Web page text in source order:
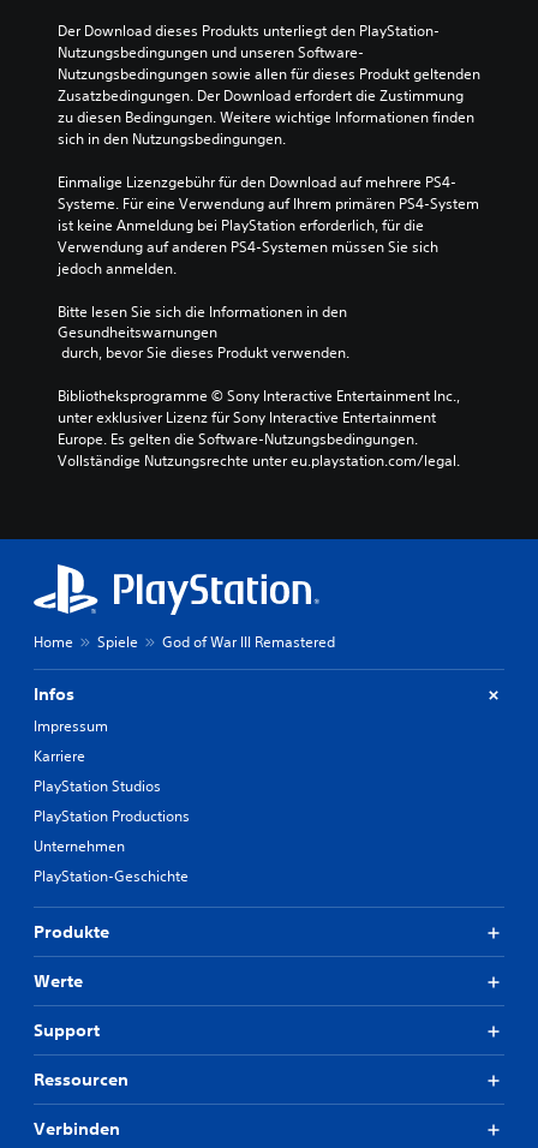
Der Download dieses Produkts unterliegt den PlayStation-
Nutzungsbedingungen und unseren Software-
Nutzungsbedingungen sowie allen für dieses Produkt geltenden
Zusatzbedingungen. Der Download erfordert die Zustimmung
zu diesen Bedingungen. Weitere wichtige Informationen finden
sich in den Nutzungsbedingungen.
Einmalige Lizenzgebühr für den Download auf mehrere PS4-
Systeme. Für eine Verwendung auf Ihrem primären PS4-System
ist keine Anmeldung bei PlayStation erforderlich, für die
Verwendung auf anderen PS4-Systemen müssen Sie sich
jedoch anmelden.
Bitte lesen Sie sich die Informationen in den
Gesundheitswarnungen
durch, bevor Sie dieses Produkt verwenden.
Bibliotheksprogramme © Sony Interactive Entertainment Inc.,
unter exklusiver Lizenz für Sony Interactive Entertainment
Europe. Es gelten die Software-Nutzungsbedingungen.
Vollständige Nutzungsrechte unter eu.playstation.com/legal.
Home Spiele God of War III Remastered
Infos
Impressum
Karriere
PlayStation Studios
PlayStation Productions
Unternehmen
PlayStation-Geschichte
Produkte
Werte
Support
Ressourcen
Verbinden